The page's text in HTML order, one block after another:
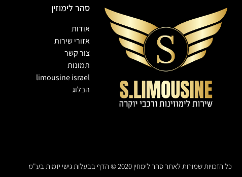
סהר לימוזין
אודות
אזורי שירות
צור קשר
תמונות
limousine israel
הבלוג
כל הזכויות שמורות לאתר סהר לימוזין 2020 © הדף בבעלות גישי יזמות בע"מ